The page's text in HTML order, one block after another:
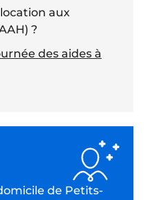
aux
?
des aides à
de Petits-